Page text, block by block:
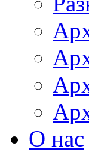
О нас